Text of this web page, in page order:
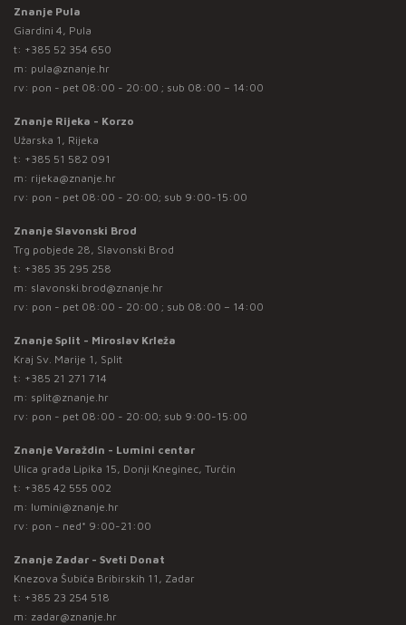
Znanje Pula
Giardini 4, Pula
t: +385 52 354 650
m: pula@znanje.hr
rv: pon - pet 08:00 - 20:00 ; sub 08:00 – 14:00
Znanje Rijeka - Korzo
Užarska 1, Rijeka
t: +385 51 582 091
m: rijeka@znanje.hr
rv: pon - pet 08:00 - 20:00; sub 9:00-15:00
Znanje Slavonski Brod
Trg pobjede 28, Slavonski Brod
t: +385 35 295 258
m: slavonski.brod@znanje.hr
rv: pon - pet 08:00 - 20:00 ; sub 08:00 – 14:00
Znanje Split - Miroslav Krleža
Kraj Sv. Marije 1, Split
t: +385 21 271 714
m: split@znanje.hr
rv: pon - pet 08:00 - 20:00; sub 9:00-15:00
Znanje Varaždin - Lumini centar
Ulica grada Lipika 15, Donji Kneginec, Turčin
t: +385 42 555 002
m: lumini@znanje.hr
rv: pon - ned* 9:00-21:00
Znanje Zadar - Sveti Donat
Knezova Šubića Bribirskih 11, Zadar
t: +385 23 254 518
m: zadar@znanje.hr